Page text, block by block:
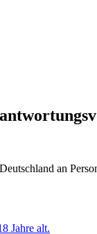
an
Jahre alt.